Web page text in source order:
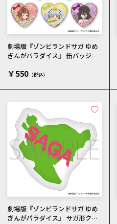
劇場版『ゾンビランドサガ ゆめ
ぎんがパラダイス』 缶バッジコ
￥550
劇場版『ゾンビランドサガ ゆめ
ぎんがパラダイス』 サガ形クッ